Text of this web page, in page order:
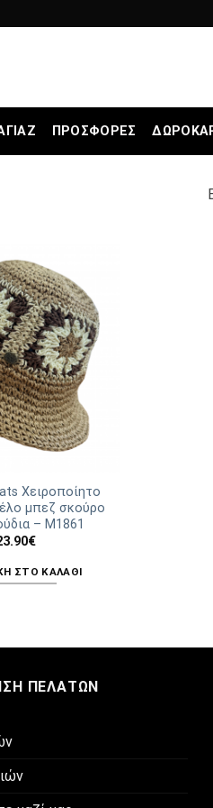
ΠΡΟΣΦΟΡΕΣ
Χειροποίητο
μπεζ σκούρο
– Μ1861
€
ΣΤΟ ΚΑΛΆΘΙ
ΠΕΛΑΤΏΝ